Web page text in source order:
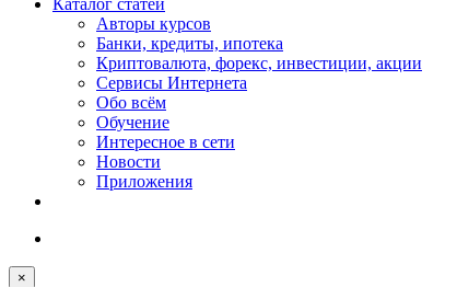
Авторы курсов
Банки, кредиты, ипотека
Криптовалюта, форекс, инвестиции, акции
Сервисы Интернета
Обо всём
Обучение
Интересное в сети
Новости
Приложения
×